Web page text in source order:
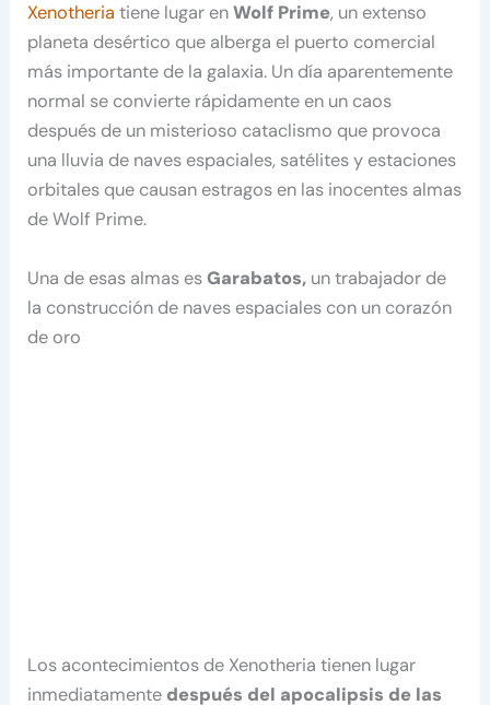
Xenotheria tiene lugar enWolf Prime, un extenso
planeta desértico que alberga el puerto comercial
más importante de la galaxia. Un día aparentemente
normal se convierte rápidamente en un caos
después de un misterioso cataclismo que provoca
una lluvia de naves espaciales, satélites y estaciones
orbitales que causan estragos en las inocentes almas
de Wolf Prime.
Una de esas almas esGarabatos, un trabajador de
la construcción de naves espaciales con un corazón
de oro
Los acontecimientos de Xenotheria tienen lugar
inmediatamente después del apocalipsis de las